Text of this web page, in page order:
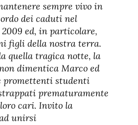
sempre vivo in
dei caduti nel
ed, in particolare,
figli della nostra terra.
quella tragica notte, la
dimentica Marco ed
promettenti studenti
prematuramente
cari. Invito la
unirsi